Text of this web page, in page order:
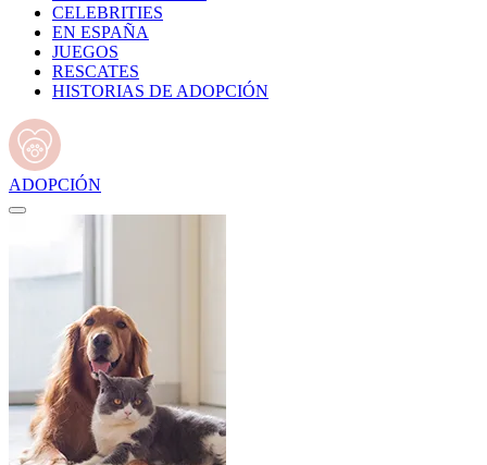
CELEBRITIES
EN ESPAÑA
JUEGOS
RESCATES
HISTORIAS DE ADOPCIÓN
ADOPCIÓN